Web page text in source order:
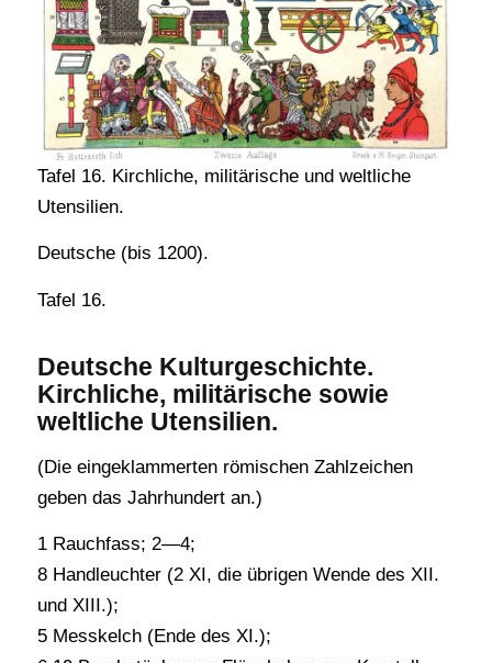
Tafel 16. Kirchliche, militärische und weltliche
Utensilien.
Deutsche (bis 1200).
Tafel 16.
Deutsche Kulturgeschichte.
Kirchliche, militärische sowie
weltliche Utensilien.
(Die eingeklammerten römischen Zahlzeichen
geben das Jahrhundert an.)
1 Rauchfass; 2—4;
8 Handleuchter (2 XI, die übrigen Wende des XII.
und XIII.);
5 Messkelch (Ende des XI.);